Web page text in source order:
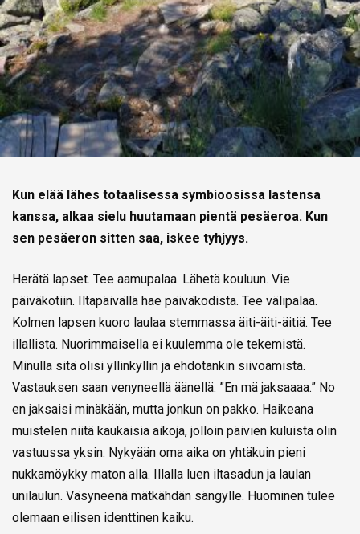
Kun elää lähes totaalisessa symbioosissa lastensa
kanssa, alkaa sielu huutamaan pientä pesäeroa. Kun
sen pesäeron sitten saa, iskee tyhjyys.
Herätä lapset. Tee aamupalaa. Lähetä kouluun. Vie
päiväkotiin. Iltapäivällä hae päiväkodista. Tee välipalaa.
Kolmen lapsen kuoro laulaa stemmassa äiti-äiti-äitiä. Tee
illallista. Nuorimmaisella ei kuulemma ole tekemistä.
Minulla sitä olisi yllinkyllin ja ehdotankin siivoamista.
Vastauksen saan venyneellä äänellä: ”En mä jaksaaaa.” No
en jaksaisi minäkään, mutta jonkun on pakko. Haikeana
muistelen niitä kaukaisia aikoja, jolloin päivien kuluista olin
vastuussa yksin. Nykyään oma aika on yhtäkuin pieni
nukkamöykky maton alla. Illalla luen iltasadun ja laulan
unilaulun. Väsyneenä mätkähdän sängylle. Huominen tulee
olemaan eilisen identtinen kaiku.